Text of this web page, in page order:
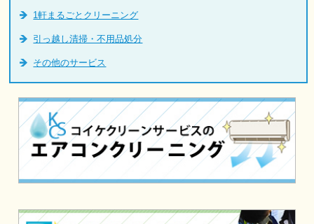
1軒まるごとクリーニング
引っ越し清掃・不用品処分
その他のサービス